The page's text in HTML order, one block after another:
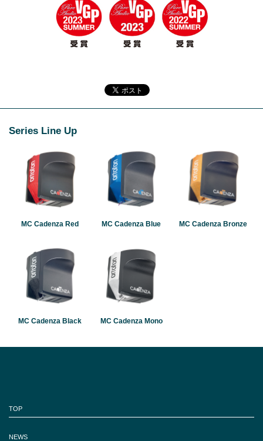
Series Line Up
MC Cadenza Red MC Cadenza Blue MC Cadenza Bronze
MC Cadenza Black MC Cadenza Mono
TOP
NEWS